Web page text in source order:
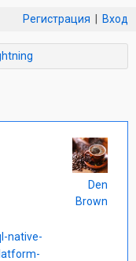
Регистрация Вход
native-
Den
Brown